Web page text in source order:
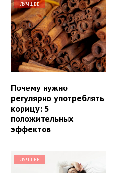
ЛУЧШЕЕ
Почему нужно
регулярно употреблять
корицу: 5
положительных
эффектов
ЛУЧШЕЕ